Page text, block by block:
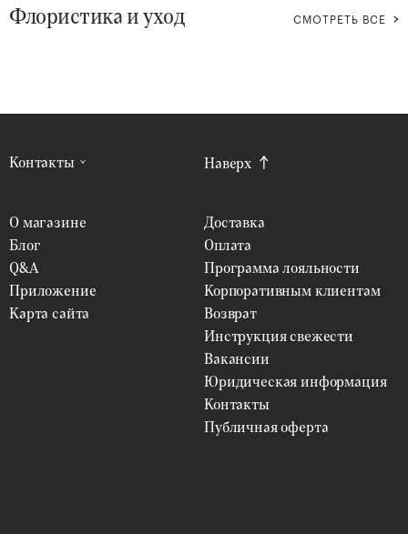
Флористика и уход СМОТРЕТЬ ВСЕ
Контакты
О магазине
Блог
Q&A
Приложение
Карта сайта
Доставка
Оплата
Программа лояльности
Корпоративным клиентам
Возврат
Инструкция свежести
Вакансии
Юридическая информация
Контакты
Публичная оферта
Наверх